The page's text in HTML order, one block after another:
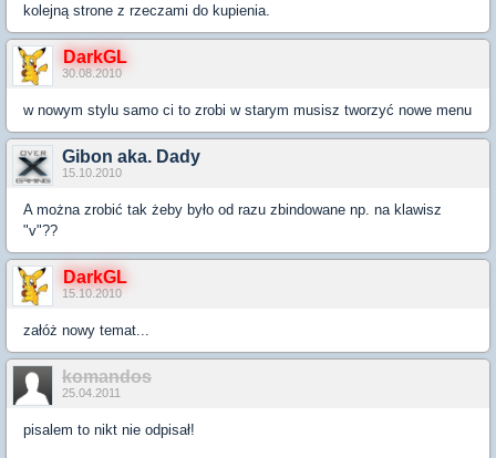
kolejną strone z rzeczami do kupienia.
DarkGL
30.08.2010
w nowym stylu samo ci to zrobi w starym musisz tworzyć nowe menu
Gibon aka. Dady
15.10.2010
A można zrobić tak żeby było od razu zbindowane np. na klawisz
"v"??
DarkGL
15.10.2010
załóż nowy temat...
komandos
25.04.2011
pisalem to nikt nie odpisał!